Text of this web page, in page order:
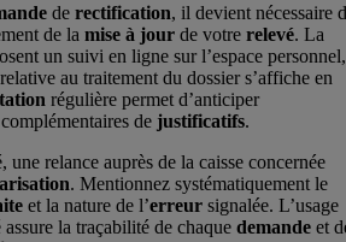
de rectification, il devient nécessaire
de la mise à jour de votre relevé. La
un suivi en ligne sur l’espace personnel,
relative au traitement du dossier s’affiche en
régulière permet d’anticiper
de justificatifs.
une relance auprès de la caisse concernée
. Mentionnez systématiquement le
et la nature de l’erreur signalée. L’usage
la traçabilité de chaque demande et